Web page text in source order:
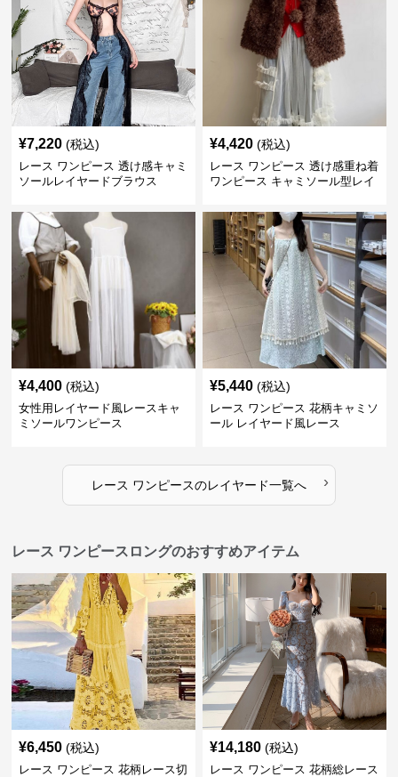
¥7,220 (税込)
レース ワンピース 透け感キャミ
ソールレイヤードブラウス
¥4,420 (税込)
レース ワンピース 透け感重ね着
ワンピース キャミソール型レイ
¥4,400 (税込)
女性用レイヤード風レースキャ
ミソールワンピース
¥5,440 (税込)
レース ワンピース 花柄キャミソ
ール レイヤード風レース
レース ワンピースのレイヤード一覧へ ›
レース ワンピースロングのおすすめアイテム
¥6,450 (税込)
レース ワンピース 花柄レース切
¥14,180 (税込)
レース ワンピース 花柄総レース